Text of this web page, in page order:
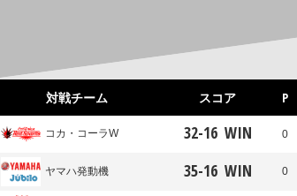
対戦チーム スコア P
コカ・コーラW 32-16 WIN 0
ヤマハ発動機 35-16 WIN 0